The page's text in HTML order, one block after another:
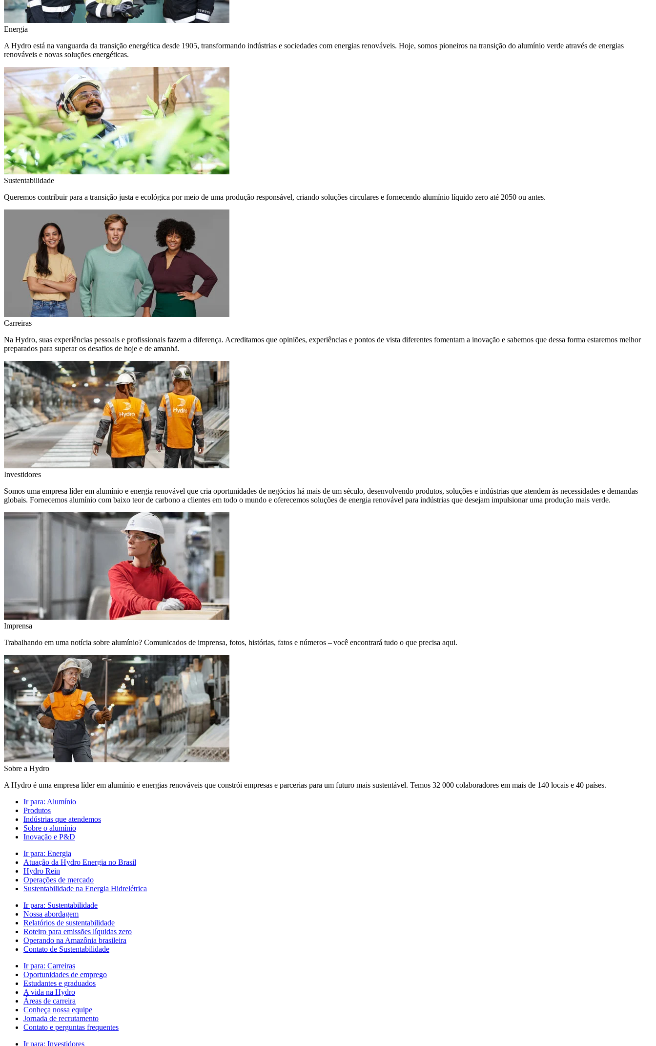
Energia
A Hydro está na vanguarda da transição energética desde 1905, transformando indústrias e sociedades com energias renováveis. Hoje, somos pioneiros na transição do alumínio verde através de energias
renováveis e novas soluções energéticas.
Sustentabilidade
Queremos contribuir para a transição justa e ecológica por meio de uma produção responsável, criando soluções circulares e fornecendo alumínio líquido zero até 2050 ou antes.
Carreiras
Na Hydro, suas experiências pessoais e profissionais fazem a diferença. Acreditamos que opiniões, experiências e pontos de vista diferentes fomentam a inovação e sabemos que dessa forma estaremos melhor
preparados para superar os desafios de hoje e de amanhã.
Investidores
Somos uma empresa líder em alumínio e energia renovável que cria oportunidades de negócios há mais de um século, desenvolvendo produtos, soluções e indústrias que atendem às necessidades e demandas
globais. Fornecemos alumínio com baixo teor de carbono a clientes em todo o mundo e oferecemos soluções de energia renovável para indústrias que desejam impulsionar uma produção mais verde.
Imprensa
Trabalhando em uma notícia sobre alumínio? Comunicados de imprensa, fotos, histórias, fatos e números – você encontrará tudo o que precisa aqui.
Sobre a Hydro
A Hydro é uma empresa líder em alumínio e energias renováveis que constrói empresas e parcerias para um futuro mais sustentável. Temos 32 000 colaboradores em mais de 140 locais e 40 países.
Ir para: Alumínio
Produtos
Indústrias que atendemos
Sobre o alumínio
Inovação e P&D
Ir para: Energia
Atuação da Hydro Energia no Brasil
Hydro Rein
Operações de mercado
Sustentabilidade na Energia Hidrelétrica
Ir para: Sustentabilidade
Nossa abordagem
Relatórios de sustentabilidade
Roteiro para emissões líquidas zero
Operando na Amazônia brasileira
Contato de Sustentabilidade
Ir para: Carreiras
Oportunidades de emprego
Estudantes e graduados
A vida na Hydro
Áreas de carreira
Conheça nossa equipe
Jornada de recrutamento
Contato e perguntas frequentes
Ir para: Investidores